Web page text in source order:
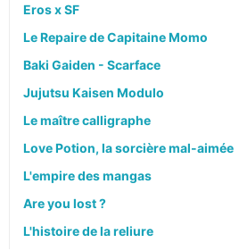
Eros x SF
Le Repaire de Capitaine Momo
Baki Gaiden - Scarface
Jujutsu Kaisen Modulo
Le maître calligraphe
Love Potion, la sorcière mal-aimée
L'empire des mangas
Are you lost ?
L'histoire de la reliure